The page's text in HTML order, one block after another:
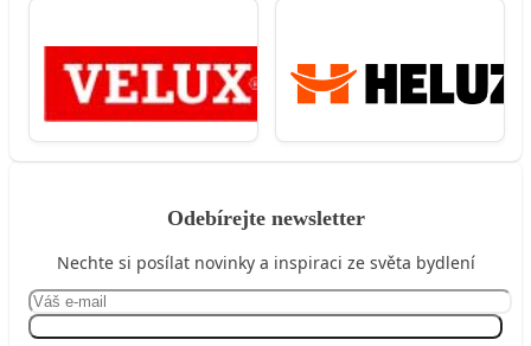
Odebírejte newsletter
Nechte si posílat novinky a inspiraci ze světa bydlení